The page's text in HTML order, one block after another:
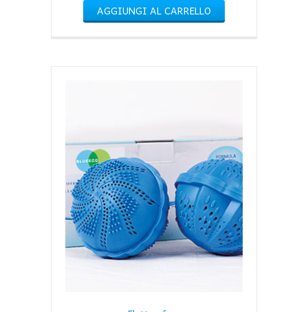
AGGIUNGI AL CARRELLO